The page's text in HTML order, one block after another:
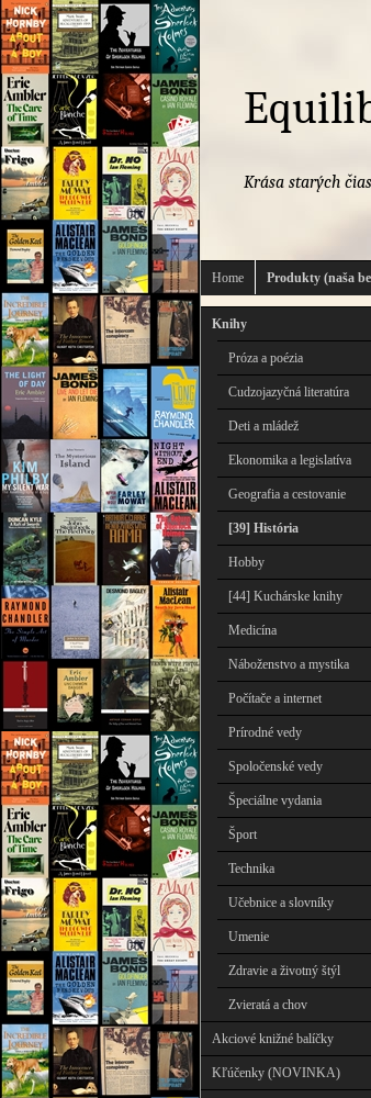
Krása starých
Home Produkty (naša
Knihy
Próza a poézia
Cudzojazyčná literatúra
Deti a mládež
Ekonomika a legislatíva
Geografia a cestovanie
[39] História
Hobby
[44] Kuchárske knihy
Medicína
Náboženstvo a mystika
Počítače a internet
Prírodné vedy
Spoločenské vedy
Špeciálne vydania
Šport
Technika
Učebnice a slovníky
Umenie
Zdravie a životný štýl
Zvieratá a chov
Akciové knižné balíčky
Kľúčenky (NOVINKA)